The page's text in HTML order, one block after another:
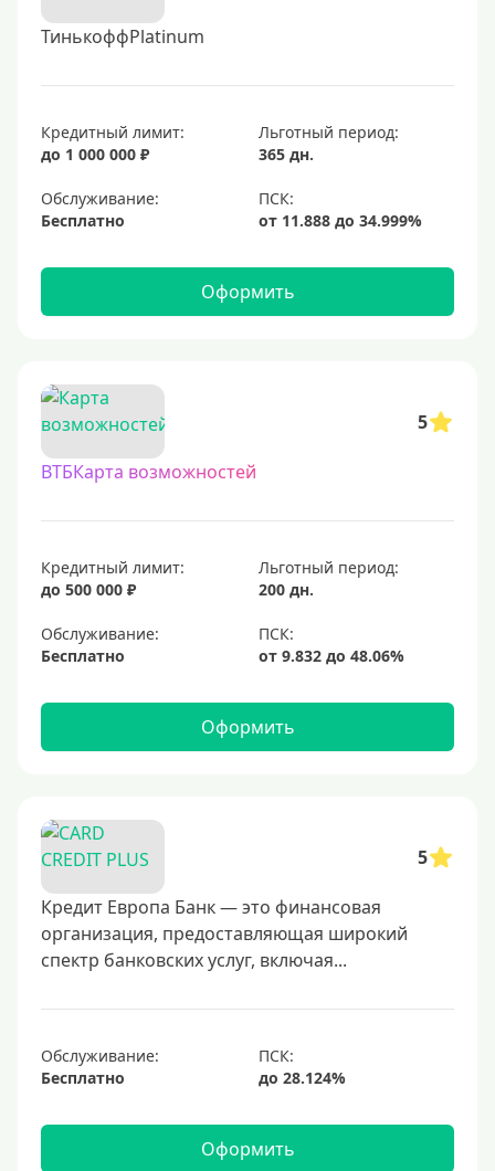
ТинькоффPlatinum
Кредитный лимит:
до 1 000 000 ₽
Льготный период:
365 дн.
Обслуживание:
Бесплатно
Оформить
5
ВТБКарта возможностей
Кредитный лимит:
до 500 000 ₽
Льготный период:
200 дн.
Обслуживание:
Бесплатно
Оформить
5
Кредит Европа Банк — это финансовая
организация, предоставляющая широкий
спектр банковских услуг, включая...
Обслуживание:
Бесплатно
Оформить